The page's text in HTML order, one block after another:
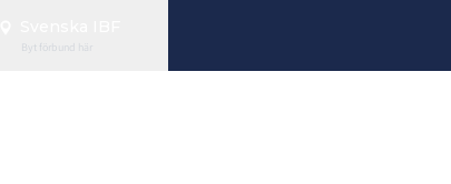
Byt förbund här